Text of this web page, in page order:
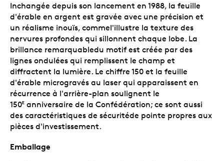
Inchangée depuis son lancement en 1988, la feuille
d'érable en argent est gravée avec une précision et
un réalisme inouïs, commel'illustre la texture des
nervures profondes qui sillonnent chaque lobe. La
brillance remarquabledu motif est créée par des
lignes ondulées qui remplissent le champ et
diffractent la lumière. Le chiffre 150 et la feuille
d'érable microgravés au laser qui apparaissent en
récurrence à l'arrière-plan soulignent le
150E anniversaire de la Confédération; ce sont aussi
des caractéristiques de sécuritéde pointe propres aux
pièces d'investissement.
Emballage